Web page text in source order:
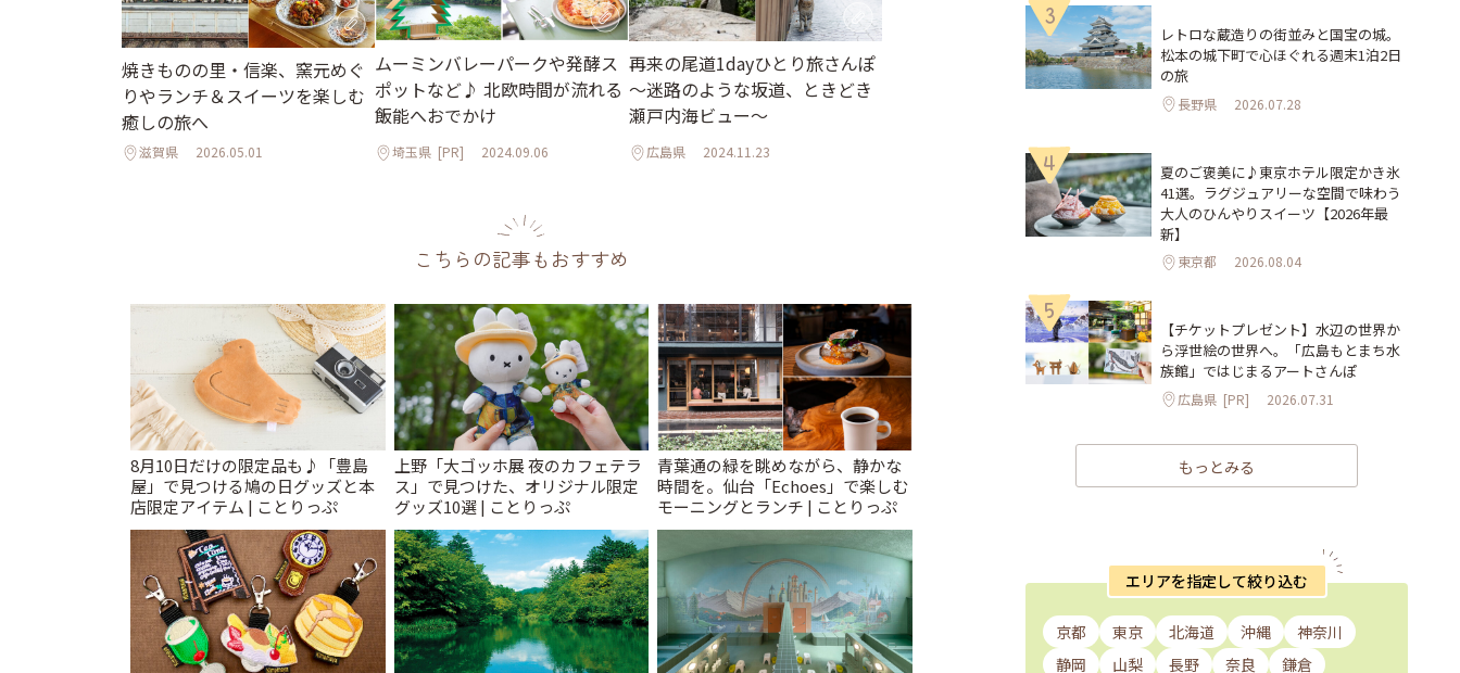
焼きものの里・信楽、窯元めぐ
りやランチ＆スイーツを楽しむ
癒しの旅へ
滋賀県 2026.05.01
ムーミンバレーパークや発酵ス
ポットなど♪ 北欧時間が流れる
飯能へおでかけ
埼玉県 [PR] 2024.09.06
再来の尾道1dayひとり旅さんぽ
～迷路のような坂道、ときどき
瀬戸内海ビュー～
広島県 2024.11.23
こちらの記事もおすすめ
8月10日だけの限定品も♪「豊島
屋」で見つける鳩の日グッズと本
店限定アイテム | ことりっぷ
上野「大ゴッホ展 夜のカフェテラ
ス」で見つけた、オリジナル限定
グッズ10選 | ことりっぷ
青葉通の緑を眺めながら、静かな
時間を。仙台「Echoes」で楽しむ
モーニングとランチ | ことりっぷ
3
レトロな蔵造りの街並みと国宝の城。
松本の城下町で心ほぐれる週末1泊2日
の旅
長野県 2026.07.28
4
夏のご褒美に♪東京ホテル限定かき氷
41選。ラグジュアリーな空間で味わう
大人のひんやりスイーツ【2026年最
新】
東京都 2026.08.04
5
【チケットプレゼント】水辺の世界か
ら浮世絵の世界へ。「広島もとまち水
族館」ではじまるアートさんぽ
広島県 [PR] 2026.07.31
もっとみる
エリアを指定して絞り込む
京都 東京 北海道 沖縄
神奈川
静岡
山梨 長野 奈良 鎌倉